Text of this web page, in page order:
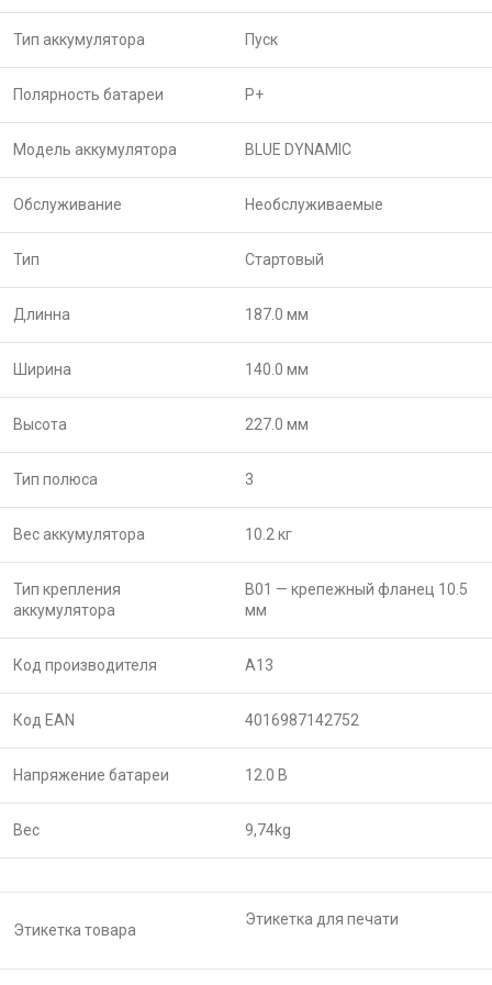
Тип аккумулятора Пуск
Полярность батареи P+
Модель аккумулятора BLUE DYNAMIC
Обслуживание Необслуживаемые
Тип Стартовый
Длинна 187.0 мм
Ширина 140.0 мм
Высота 227.0 мм
Тип полюса 3
Вес аккумулятора 10.2 кг
Тип крепления
аккумулятора
B01 — крепежный фланец 10.5
мм
Код производителя A13
Код EAN 4016987142752
Напряжение батареи 12.0 В
Вес 9,74kg
Этикетка товара
Этикетка для печати